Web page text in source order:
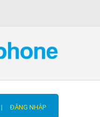
| ĐĂNG NHẬP